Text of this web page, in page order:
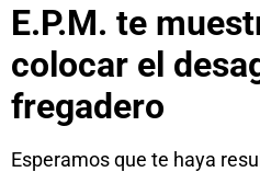
E.P.M. te
colocar el
fregadero
Esperamos que te haya